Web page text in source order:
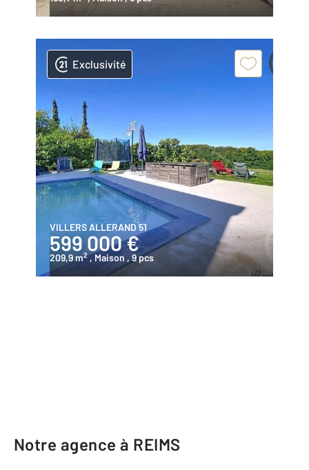
Exclusivité
VILLERS ALLERAND 51
599 000 €
209,9 m2 , Maison , 9 pcs
Notre agence à REIMS